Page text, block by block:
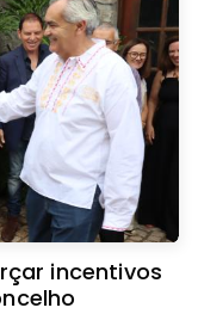
incentivos